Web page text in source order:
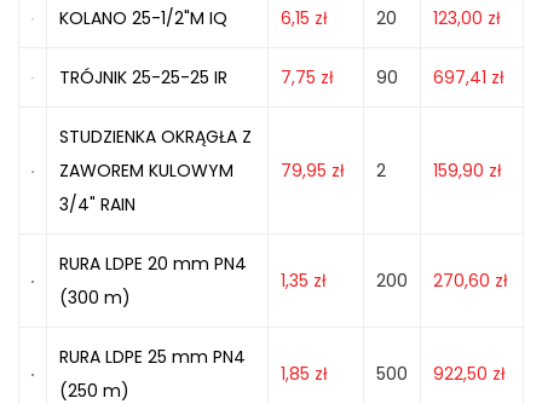
KOLANO 25-1/2"M IQ 6,15 zł 20 123,00 zł
TRÓJNIK 25-25-25 IR 7,75 zł 90 697,41 zł
STUDZIENKA OKRĄGŁA Z
ZAWOREM KULOWYM
3/4" RAIN
79,95 zł 2 159,90 zł
RURA LDPE 20 mm PN4
(300 m)
1,35 zł 200 270,60 zł
RURA LDPE 25 mm PN4
(250 m)
1,85 zł 500 922,50 zł